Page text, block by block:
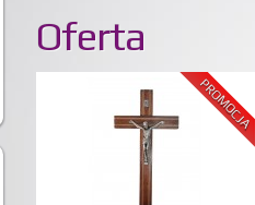
Oferta
PROMOCJA